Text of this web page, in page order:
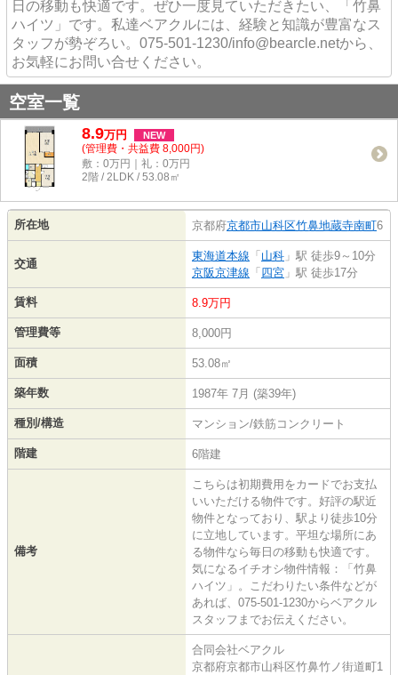
日の移動も快適です。ぜひ一度見ていただきたい、「竹鼻
ハイツ」です。私達ベアクルには、経験と知識が豊富なス
タッフが勢ぞろい。075-501-1230/info@bearcle.netから、
お気軽にお問い合せください。
空室一覧
8.9万円 NEW
(管理費・共益費 8,000円)
敷：0万円｜礼：0万円
2階 / 2LDK / 53.08㎡
所在地 京都府京都市山科区竹鼻地蔵寺南町6
交通
東海道本線 「 山科 」駅 徒歩9～10分
京阪京津線 「 四宮 」駅 徒歩17分
賃料 8.9万円
管理費等 8,000円
面積 53.08㎡
築年数 1987年 7月 (築39年)
種別/構造 マンション/鉄筋コンクリート
階建 6階建
備考
こちらは初期費用をカードでお支払
いいただける物件です。好評の駅近
物件となっており、駅より徒歩10分
に立地しています。平坦な場所にあ
る物件なら毎日の移動も快適です。
気になるイチオシ物件情報：「竹鼻
ハイツ」。こだわりたい条件などが
あれば、075-501-1230からベアクル
スタッフまでお伝えください。
合同会社ベアクル
京都府京都市山科区竹鼻竹ノ街道町1